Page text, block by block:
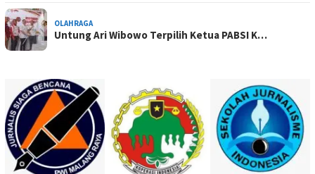
OLAHRAGA
Untung Ari Wibowo Terpilih Ketua PABSI K…